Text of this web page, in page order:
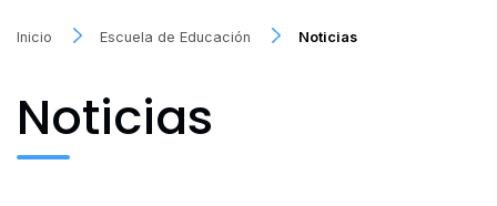
Inicio Escuela de Educación Noticias
Noticias